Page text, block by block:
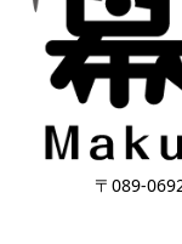
〒089-